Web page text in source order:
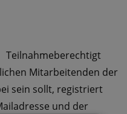
Teilnahmeberechtigt
Mitarbeitenden der
sein sollt, registriert
und der